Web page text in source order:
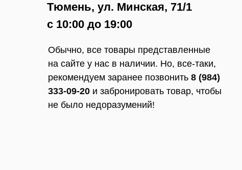
Обычно, все товары представленные
на сайте у нас в наличии. Но, все-таки,
рекомендуем заранее позвонить 8 (984)
333-09-20 и забронировать товар, чтобы
не было недоразумений!
Тюмень, ул. Минская, 71/1
с 10:00 до 19:00